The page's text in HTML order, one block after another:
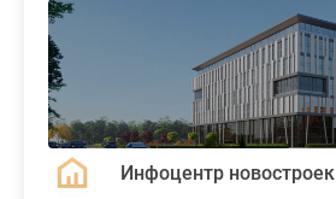
Инфоцентр новостроек